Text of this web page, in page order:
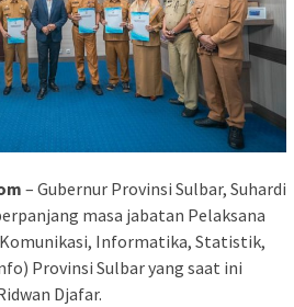
– Gubernur Provinsi Sulbar, Suhardi
masa jabatan Pelaksana
Informatika, Statistik,
Provinsi Sulbar yang saat ini
Djafar.